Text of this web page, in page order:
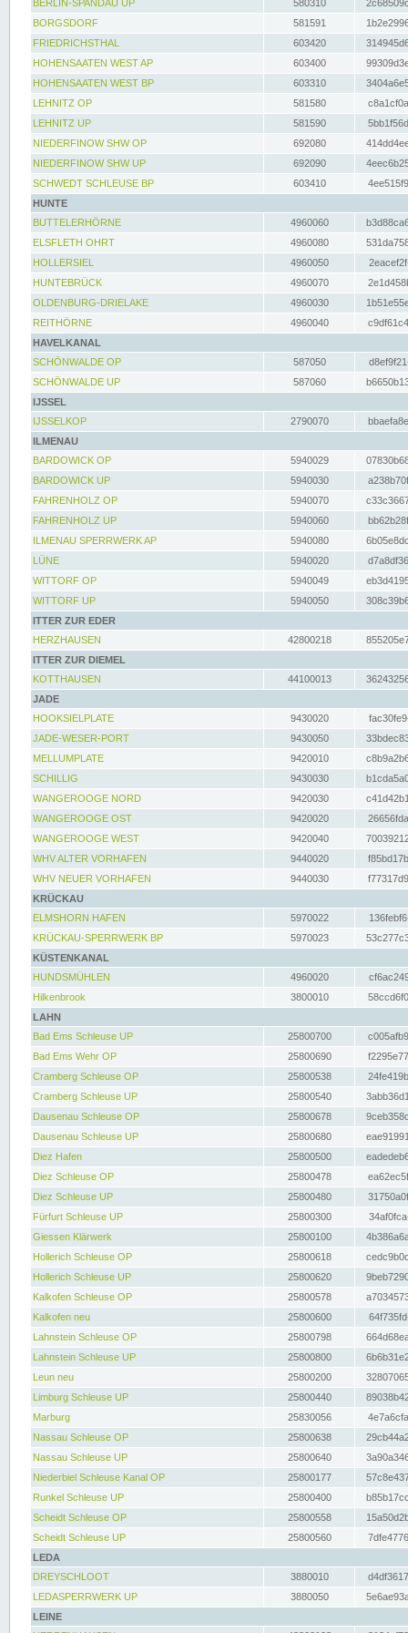
BERLIN-SPANDAU UP 580310
BORGSDORF
581591
FRIEDRICHSTHAL
603420
HOHENSAATEN WEST AP
603400
HOHENSAATEN WEST BP
603310
LEHNITZ OP
581580
LEHNITZ UP
581590
NIEDERFINOW SHW OP
692080
NIEDERFINOW SHW UP
692090
SCHWEDT SCHLEUSE BP
603410
HUNTE
BUTTELERHÖRNE
4960060
ELSFLETH OHRT
4960080
HOLLERSIEL
4960050
HUNTEBRÜCK
4960070
OLDENBURG-DRIELAKE
4960030
REITHÖRNE
4960040
HAVELKANAL
SCHÖNWALDE OP
587050
SCHÖNWALDE UP
587060
IJSSEL
IJSSELKOP
2790070
ILMENAU
BARDOWICK OP
5940029
BARDOWICK UP
5940030
FAHRENHOLZ OP
5940070
FAHRENHOLZ UP
5940060
ILMENAU SPERRWERK AP
5940080
LÜNE
5940020
WITTORF OP
5940049
WITTORF UP
5940050
ITTER ZUR EDER
HERZHAUSEN
42800218
ITTER ZUR DIEMEL
KOTTHAUSEN
44100013
JADE
HOOKSIELPLATE
9430020
JADE-WESER-PORT
9430050
MELLUMPLATE
9420010
SCHILLIG
9430030
WANGEROOGE NORD
9420030
WANGEROOGE OST
9420020
WANGEROOGE WEST
9420040
WHV ALTER VORHAFEN
9440020
WHV NEUER VORHAFEN
9440030
KRÜCKAU
ELMSHORN HAFEN
5970022
KRÜCKAU-SPERRWERK BP
5970023
KÜSTENKANAL
HUNDSMÜHLEN
4960020
Hilkenbrook
3800010
LAHN
Bad Ems Schleuse UP
25800700
Bad Ems Wehr OP
25800690
Cramberg Schleuse OP
25800538
Cramberg Schleuse UP
25800540
Dausenau Schleuse OP
25800678
Dausenau Schleuse UP
25800680
Diez Hafen
25800500
Diez Schleuse OP
25800478
Diez Schleuse UP
25800480
Fürfurt Schleuse UP
25800300
Giessen Klärwerk
25800100
Hollerich Schleuse OP
25800618
Hollerich Schleuse UP
25800620
Kalkofen Schleuse OP
25800578
Kalkofen neu
25800600
Lahnstein Schleuse OP
25800798
Lahnstein Schleuse UP
25800800
Leun neu
25800200
Limburg Schleuse UP
25800440
Marburg
25830056
Nassau Schleuse OP
25800638
Nassau Schleuse UP
25800640
Niederbiel Schleuse Kanal OP
25800177
Runkel Schleuse UP
25800400
Scheidt Schleuse OP
25800558
Scheidt Schleuse UP
25800560
LEDA
DREYSCHLOOT
3880010
LEDASPERRWERK UP
3880050
LEINE